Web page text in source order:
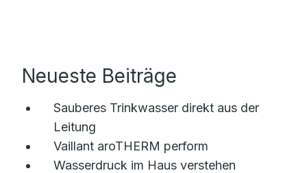
Neueste Beiträge
Sauberes Trinkwasser direkt aus der
Leitung
Vaillant aroTHERM perform
Wasserdruck im Haus verstehen